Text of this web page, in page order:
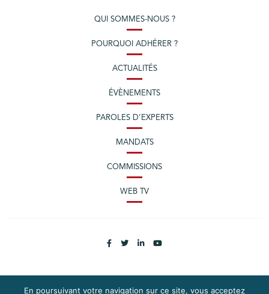
QUI SOMMES-NOUS ?
POURQUOI ADHÉRER ?
ACTUALITÉS
ÉVÈNEMENTS
PAROLES D’EXPERTS
MANDATS
COMMISSIONS
WEB TV
En poursuivant votre navigation sur ce site, vous acceptez